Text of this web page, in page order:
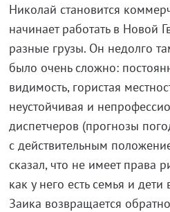
Николай становится
начинает работать в Новой
разные грузы. Он недолго
было очень сложно:
видимость, гористая
неустойчивая и
диспетчеров (прогнозы
с действительным
сказал, что не имеет права
как у него есть семья и
Заика возвращается